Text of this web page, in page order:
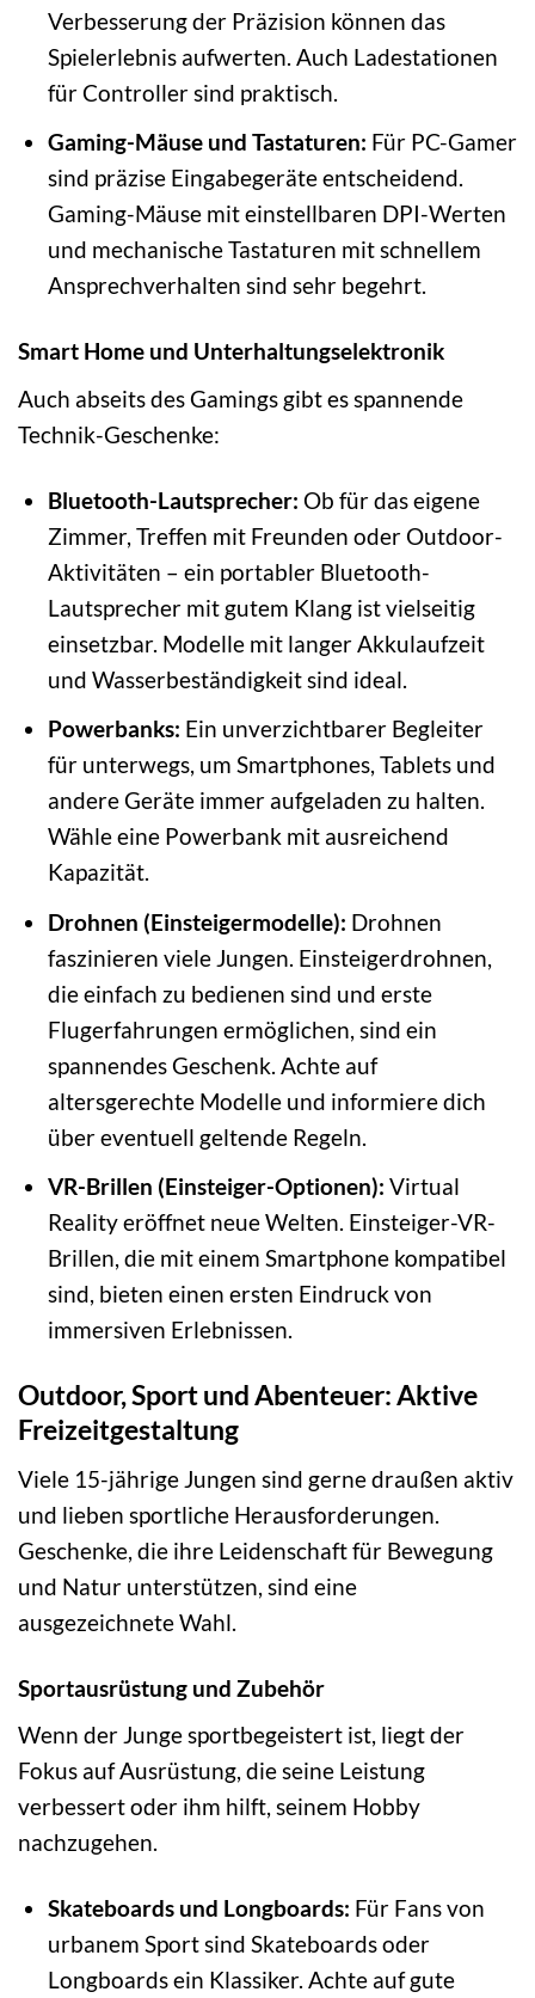
Verbesserung der Präzision können das
Spielerlebnis aufwerten. Auch Ladestationen
für Controller sind praktisch.
Gaming-Mäuse und Tastaturen: Für PC-Gamer
sind präzise Eingabegeräte entscheidend.
Gaming-Mäuse mit einstellbaren DPI-Werten
und mechanische Tastaturen mit schnellem
Ansprechverhalten sind sehr begehrt.
Smart Home und Unterhaltungselektronik
Auch abseits des Gamings gibt es spannende
Technik-Geschenke:
Bluetooth-Lautsprecher: Ob für das eigene
Zimmer, Treffen mit Freunden oder Outdoor-
Aktivitäten – ein portabler Bluetooth-
Lautsprecher mit gutem Klang ist vielseitig
einsetzbar. Modelle mit langer Akkulaufzeit
und Wasserbeständigkeit sind ideal.
Powerbanks: Ein unverzichtbarer Begleiter
für unterwegs, um Smartphones, Tablets und
andere Geräte immer aufgeladen zu halten.
Wähle eine Powerbank mit ausreichend
Kapazität.
Drohnen (Einsteigermodelle): Drohnen
faszinieren viele Jungen. Einsteigerdrohnen,
die einfach zu bedienen sind und erste
Flugerfahrungen ermöglichen, sind ein
spannendes Geschenk. Achte auf
altersgerechte Modelle und informiere dich
über eventuell geltende Regeln.
VR-Brillen (Einsteiger-Optionen): Virtual
Reality eröffnet neue Welten. Einsteiger-VR-
Brillen, die mit einem Smartphone kompatibel
sind, bieten einen ersten Eindruck von
immersiven Erlebnissen.
Outdoor, Sport und Abenteuer: Aktive
Freizeitgestaltung
Viele 15-jährige Jungen sind gerne draußen aktiv
und lieben sportliche Herausforderungen.
Geschenke, die ihre Leidenschaft für Bewegung
und Natur unterstützen, sind eine
ausgezeichnete Wahl.
Sportausrüstung und Zubehör
Wenn der Junge sportbegeistert ist, liegt der
Fokus auf Ausrüstung, die seine Leistung
verbessert oder ihm hilft, seinem Hobby
nachzugehen.
Skateboards und Longboards: Für Fans von
urbanem Sport sind Skateboards oder
Longboards ein Klassiker. Achte auf gute